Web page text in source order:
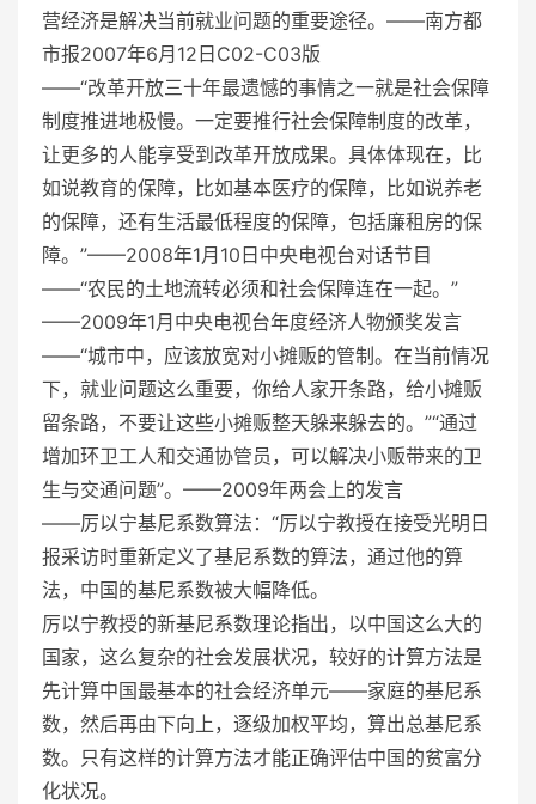
营经济是解决当前就业问题的重要途径。——南方都
市报2007年6月12日C02-C03版
——“改革开放三十年最遗憾的事情之一就是社会保障
制度推进地极慢。一定要推行社会保障制度的改革，
让更多的人能享受到改革开放成果。具体体现在，比
如说教育的保障，比如基本医疗的保障，比如说养老
的保障，还有生活最低程度的保障，包括廉租房的保
障。”——2008年1月10日中央电视台对话节目
——“农民的土地流转必须和社会保障连在一起。”
——2009年1月中央电视台年度经济人物颁奖发言
——“城市中，应该放宽对小摊贩的管制。在当前情况
下，就业问题这么重要，你给人家开条路，给小摊贩
留条路，不要让这些小摊贩整天躲来躲去的。”“通过
增加环卫工人和交通协管员，可以解决小贩带来的卫
生与交通问题”。——2009年两会上的发言
——厉以宁基尼系数算法：“厉以宁教授在接受光明日
报采访时重新定义了基尼系数的算法，通过他的算
法，中国的基尼系数被大幅降低。
厉以宁教授的新基尼系数理论指出，以中国这么大的
国家，这么复杂的社会发展状况，较好的计算方法是
先计算中国最基本的社会经济单元――家庭的基尼系
数，然后再由下向上，逐级加权平均，算出总基尼系
数。只有这样的计算方法才能正确评估中国的贫富分
化状况。